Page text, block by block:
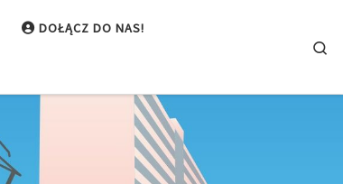
DOŁĄCZ DO NAS!